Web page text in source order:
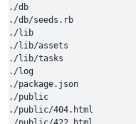
./db
./db/seeds.rb
./lib
./lib/assets
./lib/tasks
./log
./package.json
./public
./public/404.html